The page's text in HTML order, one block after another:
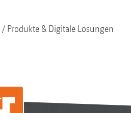
Produkte & Digitale Lösungen